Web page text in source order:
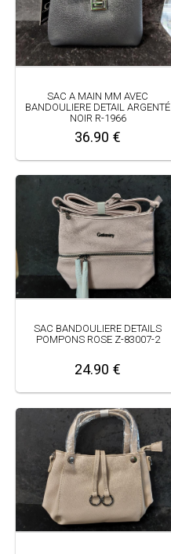
SAC A MAIN MM AVEC
BANDOULIERE DETAIL ARGENTÉ
NOIR R-1966
36.90 €
SAC BANDOULIERE DETAILS
POMPONS ROSE Z-83007-2
24.90 €